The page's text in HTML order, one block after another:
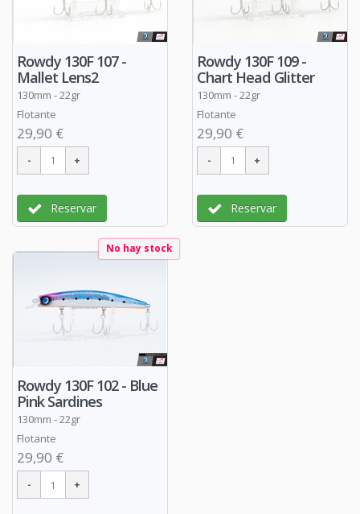
Rowdy 130F 107 -
Mallet Lens2
130mm - 22gr
Flotante
29,90 €
Reservar
Rowdy 130F 109 -
Chart Head Glitter
130mm - 22gr
Flotante
29,90 €
Reservar
No hay stock
Rowdy 130F 102 - Blue
Pink Sardines
130mm - 22gr
Flotante
29,90 €